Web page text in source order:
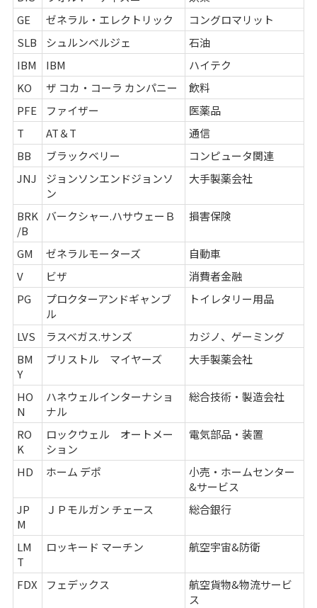
GE
ゼネラル・エレクトリック
コングロマリット
SLB
シュルンベルジェ
石油
IBM
IBM
ハイテク
KO
ザ コカ・コーラ カンパニー
飲料
PFE
ファイザー
医薬品
T
AT＆T
通信
BB
ブラックベリー
コンピュータ関連
JNJ
ジョンソンエンドジョンソ
ン
大手製薬会社
BRK
/B
バークシャー.ハサウェーＢ 損害保険
GM ゼネラルモーターズ
自動車
V
ビザ
消費者金融
PG
プロクターアンドギャンブ
ル
トイレタリー用品
LVS ラスベガス.サンズ
カジノ、ゲーミング
BM
Y
ブリストル マイヤーズ 大手製薬会社
HO
N
ハネウェルインターナショ
ナル
総合技術・製造会社
RO
K
ロックウェル オートメー
ション
電気部品・装置
HD ホーム デポ
小売・ホームセンター
&サービス
JP
M
ＪＰモルガン チェース 総合銀行
LM
T
ロッキード マーチン 航空宇宙&防衛
FDX フェデックス
航空貨物&物流サービ
ス